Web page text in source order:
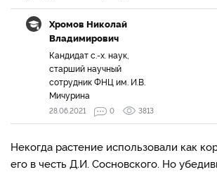
Хромов Николай
Владимирович
Кандидат с.-х. наук,
старший научный
сотрудник ФНЦ им. И.В.
Мичурина
28.06.2021 0 3813
Некогда растение использовали как
его в честь Д.И. Сосновского. Но